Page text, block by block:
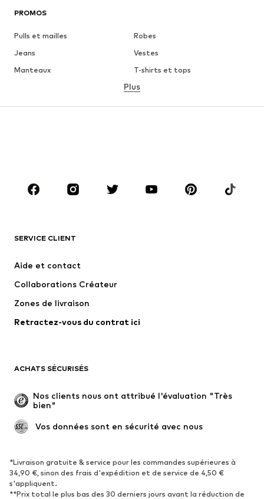
PROMOS
Pulls et mailles
Robes
Jeans
Vestes
Manteaux
T-shirts et tops
Lingerie
Accessoires
Premium
Nouveautés
Lingerie
Manteaux
Jupes
Occasions spéciales
Exclusif
Remise à neuf
Nouveautés
Tendance
Baskets
Bottines
Escarpins et talons hauts
Bottes
Plus
SERVICE CLIENT
Aide et contact
Collaborations Créateur
Zones de livraison
Retractez-vous du contrat ici
ACHATS SÉCURISÉS
Nos clients nous ont attribué l'évaluation "Très
bien"
Vos données sont en sécurité avec nous
*Livraison gratuite & service pour les commandes supérieures à
34,90 €, sinon des frais d'expédition et de service de 4,50 €
s'appliquent.
**Prix total le plus bas des 30 derniers jours avant la réduction de